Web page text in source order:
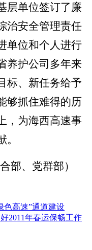
层单位签订了廉
治安全管理责任
单位和个人进行
养护公司多年来
标、新任务给予
够抓住难得的历
，为海西高速事
合部、党群部）
色高速”通道建设
2011年春运保畅工作